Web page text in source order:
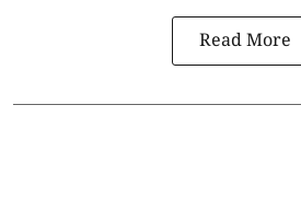
Read More